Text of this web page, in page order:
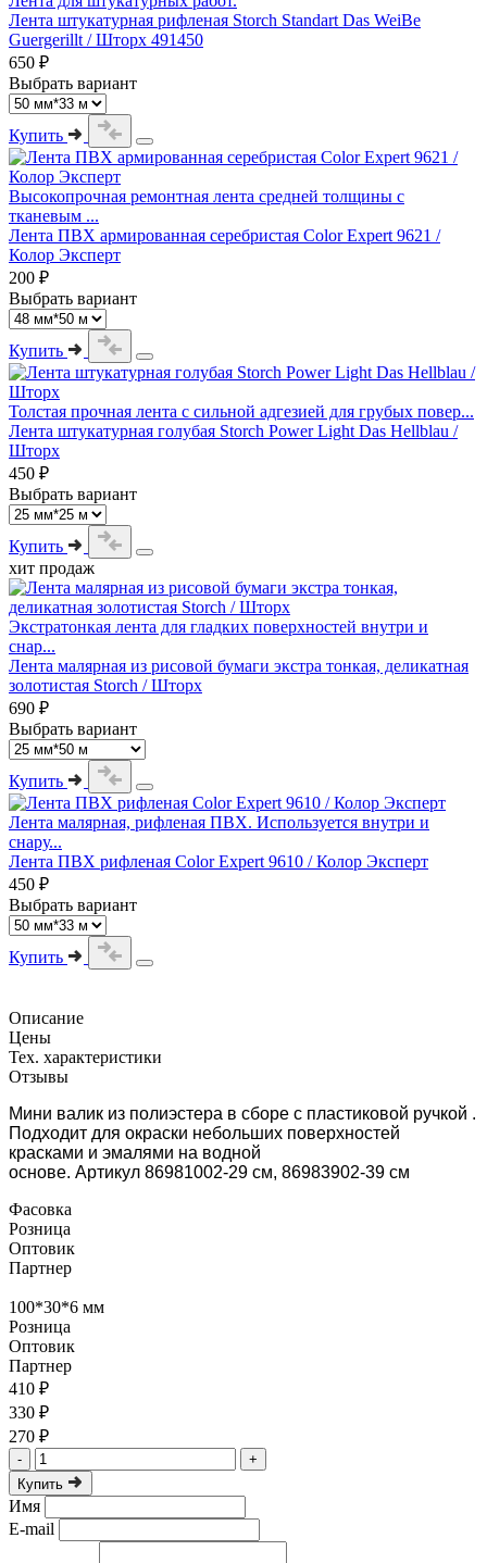
Лента штукатурная рифленая Storch Standart Das WeiBe
Guergerillt / Шторх 491450
650 ₽
Выбрать вариант
Купить
Высокопрочная ремонтная лента средней толщины с
тканевым ...
Лента ПВХ армированная серебристая Color Expert 9621 /
Колор Эксперт
200 ₽
Выбрать вариант
Купить
Толстая прочная лента с сильной адгезией для грубых повер...
Лента штукатурная голубая Storch Power Light Das Hellblau /
Шторх
450 ₽
Выбрать вариант
Купить
хит продаж
Экстратонкая лента для гладких поверхностей внутри и
снар...
Лента малярная из рисовой бумаги экстра тонкая, деликатная
золотистая Storch / Шторх
690 ₽
Выбрать вариант
Купить
Лента малярная, рифленая ПВХ. Используется внутри и
снару...
Лента ПВХ рифленая Color Expert 9610 / Колор Эксперт
450 ₽
Выбрать вариант
Купить
Описание
Цены
Тех. характеристики
Отзывы
Мини валик из полиэстера в сборе с пластиковой ручкой .
Подходит для окраски небольших поверхностей
красками и эмалями на водной
основе. Артикул 86981002-29 см, 86983902-39 см
Фасовка
Розница
Оптовик
Партнер
100*30*6 мм
Розница
Оптовик
Партнер
410 ₽
330 ₽
270 ₽
-
+
Купить
Имя
E-mail